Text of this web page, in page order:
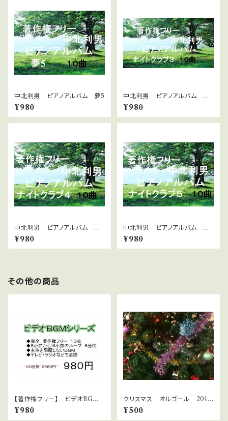
中北利男 ピアノアルバム 夢5
¥980
中北利男 ピアノアルバム ナ
イトクラブ３
¥980
中北利男 ピアノアルバム ナ
イトクラブ4
¥980
中北利男 ピアノアルバム ナ
イトクラブ5
¥980
その他の商品
【著作権フリー】 ビデオBGM
シリーズ No.31 不思議な空
間
¥980
クリスマス オルゴール 2018
10曲
¥500